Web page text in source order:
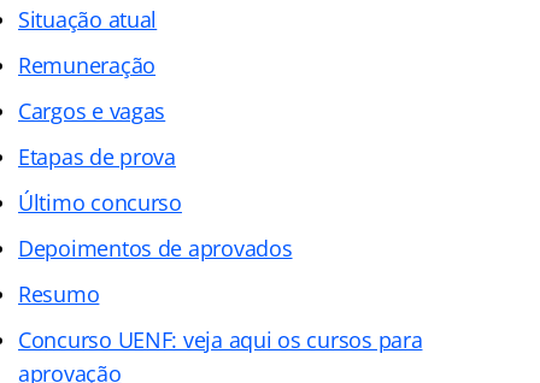
Situação atual
Remuneração
Cargos e vagas
Etapas de prova
Último concurso
Depoimentos de aprovados
Resumo
Concurso UENF: veja aqui os cursos para
aprovação